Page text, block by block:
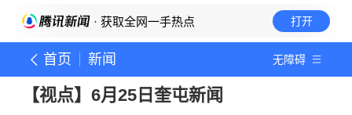
· 获取全网一手热点 打开
首页 新闻 无障碍
【视点】6月25日奎屯新闻